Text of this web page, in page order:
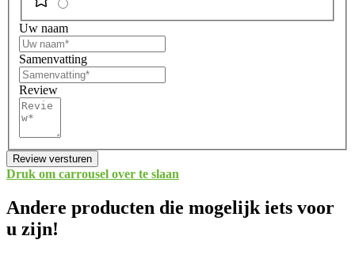
Uw naam
Samenvatting
Review
Review versturen
Druk om carrousel over te slaan
Andere producten die mogelijk iets voor
u zijn!